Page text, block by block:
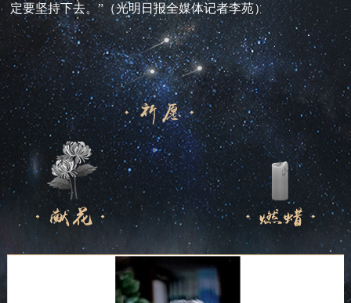
定要坚持下去。”（光明日报全媒体记者李苑）